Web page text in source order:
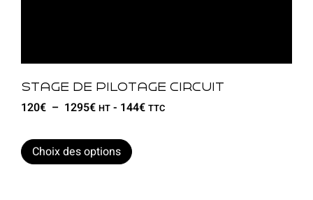
Stage de pilotage circuit
120€ – 1295€ HT - 144€ TTC
Choix des options